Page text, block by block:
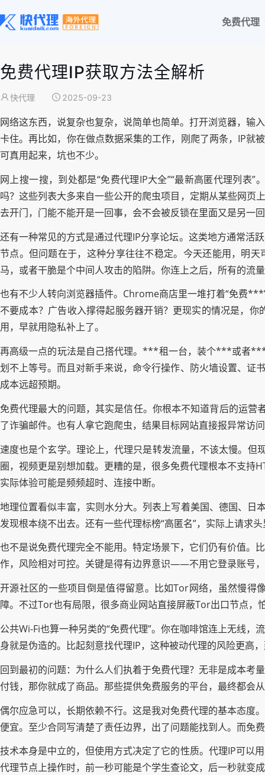
免费代理
免费代理IP获取方法全解析
快代理 2025-09-23
网络这东西，说复杂也复杂，说简单也简单。打开浏览器，输
卡住。再比如，你在做点数据采集的工作，刚爬了两条，IP就
可真用起来，坑也不少。
网上搜一搜，到处都是“免费代理IP大全”“最新高匿代理列表
吗？这些列表大多来自一些公开的爬虫项目，定期从某些网页
去开门，门能不能开是一回事，会不会被反锁在里面又是另一
还有一种常见的方式是通过代理IP分享论坛。这类地方通常活
节点。但问题在于，这种分享往往不稳定。今天还能用，明
马，或者干脆是个中间人攻击的陷阱。你连上之后，所有的流
也有不少人转向浏览器插件。Chrome商店里一堆打着“免费
不要成本？广告收入撑得起服务器开销？更现实的情况是，
用，早就用隐私补上了。
再高级一点的玩法是自己搭代理。***租一台，装个***或者***
划不上等号。而且对新手来说，命令行操作、防火墙设置、证
成本远超预期。
免费代理最大的问题，其实是信任。你根本不知道背后的运
了诈骗邮件。也有人拿它跑爬虫，结果目标网站直接报异常访
速度也是个玄学。理论上，代理只是转发流量，不该太慢。
圈，视频更是别想加载。更糟的是，很多免费代理根本不支持
实际体验可能是频频超时、连接中断。
地理位置看似丰富，实则水分大。列表上写着美国、德国、日
发现根本绕不出去。还有一些代理标榜“高匿名”，实际上请求
也不是说免费代理完全不能用。特定场景下，它们仍有价值。
作，风险相对可控。关键是得有边界意识——不用它登录账号
开源社区的一些项目倒是值得留意。比如Tor网络，虽然慢得
障。不过Tor也有局限，很多商业网站直接屏蔽Tor出口节点
公共Wi-Fi也算一种另类的“免费代理”。你在咖啡馆连上无线
身就是伪造的。比起刻意找代理IP，这种被动代理的风险更高
回到最初的问题：为什么人们执着于免费代理？无非是成本
付钱，那你就成了商品。那些提供免费服务的平台，最终都会
偶尔应急可以，长期依赖不行。这是我对免费代理的基本态度
便宜。至少合同写清楚了责任边界，出了问题能找到人。而免
技术本身是中立的，但使用方式决定了它的性质。代理IP可以
代理节点上操作时，前一秒可能是个学生查论文，后一秒就变